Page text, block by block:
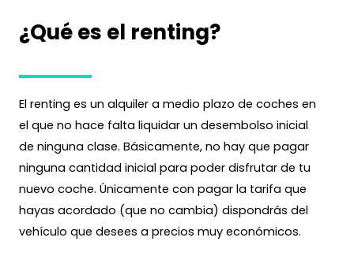
¿Qué es el renting?
El renting es un alquiler a medio plazo de coches en
el que no hace falta liquidar un desembolso inicial
de ninguna clase. Básicamente, no hay que pagar
ninguna cantidad inicial para poder disfrutar de tu
nuevo coche. Únicamente con pagar la tarifa que
hayas acordado (que no cambia) dispondrás del
vehículo que desees a precios muy económicos.